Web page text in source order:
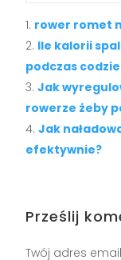
rower romet
Ile kalorii
podczas
Jak
rowerze żeby
Jak
efektywnie?
Prześlij
Twój adres